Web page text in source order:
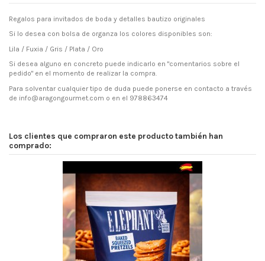
Regalos para invitados de boda y detalles bautizo originales
Si lo desea con bolsa de organza los colores disponibles son:
Lila / Fuxia / Gris / Plata / Oro
Si desea alguno en concreto puede indicarlo en "comentarios sobre el
pedido" en el momento de realizar la compra.
Para solventar cualquier tipo de duda puede ponerse en contacto a través
de info@aragongourmet.com o en el 978863474
Los clientes que compraron este producto también han
comprado: